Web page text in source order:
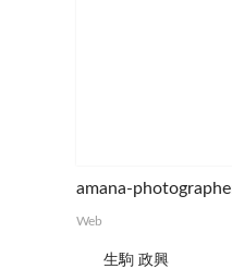
amana-
Web
生駒 政興